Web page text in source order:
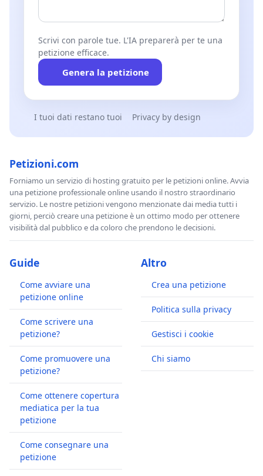
Scrivi con parole tue. L'IA preparerà per te una
petizione efficace.
Genera la petizione
I tuoi dati restano tuoi Privacy by design
Petizioni.com
Forniamo un servizio di hosting gratuito per le petizioni online. Avvia
una petizione professionale online usando il nostro straordinario
servizio. Le nostre petizioni vengono menzionate dai media tutti i
giorni, perciò creare una petizione è un ottimo modo per ottenere
visibilità dal pubblico e da coloro che prendono le decisioni.
Guide
Come avviare una
petizione online
Come scrivere una
petizione?
Come promuovere una
petizione?
Come ottenere copertura
mediatica per la tua
petizione
Come consegnare una
petizione
Altro
Crea una petizione
Politica sulla privacy
Gestisci i cookie
Chi siamo